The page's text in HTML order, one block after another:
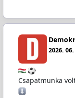
2026.
Csapatmunka